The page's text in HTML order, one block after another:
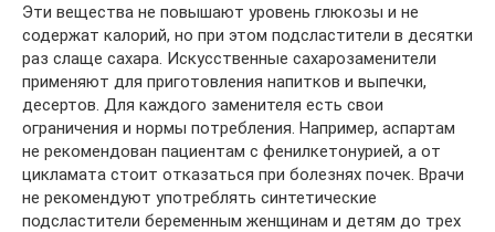
Эти вещества не повышают уровень глюкозы и не
содержат калорий, но при этом подсластители в десятки
раз слаще сахара. Искусственные сахарозаменители
применяют для приготовления напитков и выпечки,
десертов. Для каждого заменителя есть свои
ограничения и нормы потребления. Например, аспартам
не рекомендован пациентам с фенилкетонурией, а от
цикламата стоит отказаться при болезнях почек. Врачи
не рекомендуют употреблять синтетические
подсластители беременным женщинам и детям до трех